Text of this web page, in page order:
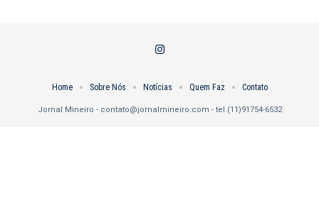
Jornal Mineiro - contato@jornalmineiro.com - tel.(11)91754-6532
Home Sobre Nós Notícias Quem Faz Contato